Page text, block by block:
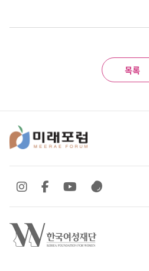
목록
SNS 바로가기
SNS 바로가기SNS 바로가기
SNS 바로